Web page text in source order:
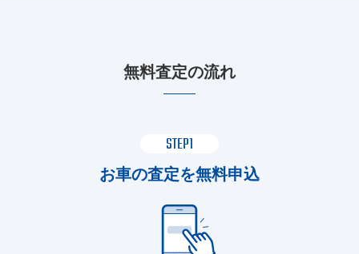
無料査定の流れ
STEP1
お車の査定を無料申込